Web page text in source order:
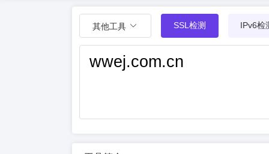
其他工具 SSL检测 IPv6检